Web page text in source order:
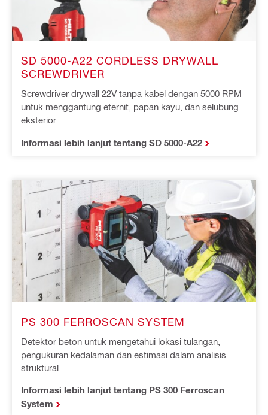
SD 5000-A22 CORDLESS DRYWALL
SCREWDRIVER
Screwdriver drywall 22V tanpa kabel dengan 5000 RPM
untuk menggantung eternit, papan kayu, dan selubung
eksterior
Informasi lebih lanjut tentang SD 5000-A22
PS 300 FERROSCAN SYSTEM
Detektor beton untuk mengetahui lokasi tulangan,
pengukuran kedalaman dan estimasi dalam analisis
struktural
Informasi lebih lanjut tentang PS 300 Ferroscan
System